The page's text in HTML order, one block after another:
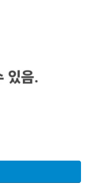
시간표나 녹음